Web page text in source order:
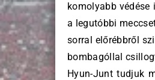
komolyabb
a legutóbbi
sorral előrébbről
bombagóllal
Hyun-Junt tudjuk